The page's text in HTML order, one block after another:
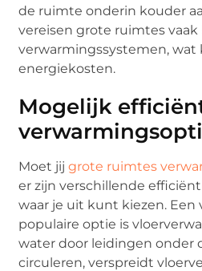
de ruimte onderin kouder
vereisen grote ruimtes
verwarmingssystemen,
energiekosten.
Mogelijk
Moet jijgrote ruimtes
er zijn verschillende
waar je uit kunt kiezen. Een
populaire optie is
water door leidingen onder
circuleren, verspreidt